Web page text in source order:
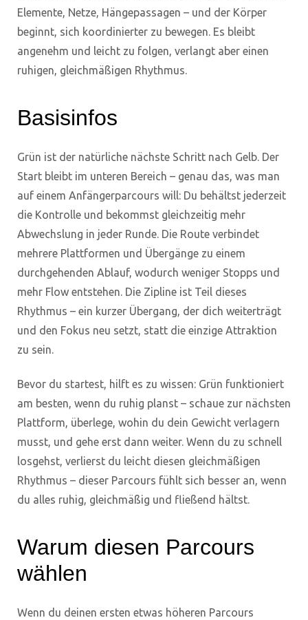
Elemente, Netze, Hängepassagen – und der Körper
beginnt, sich koordinierter zu bewegen. Es bleibt
angenehm und leicht zu folgen, verlangt aber einen
ruhigen, gleichmäßigen Rhythmus.
Basisinfos
Grün ist der natürliche nächste Schritt nach Gelb. Der
Start bleibt im unteren Bereich – genau das, was man
auf einem Anfängerparcours will: Du behältst jederzeit
die Kontrolle und bekommst gleichzeitig mehr
Abwechslung in jeder Runde. Die Route verbindet
mehrere Plattformen und Übergänge zu einem
durchgehenden Ablauf, wodurch weniger Stopps und
mehr Flow entstehen. Die Zipline ist Teil dieses
Rhythmus – ein kurzer Übergang, der dich weiterträgt
und den Fokus neu setzt, statt die einzige Attraktion
zu sein.
Bevor du startest, hilft es zu wissen: Grün funktioniert
am besten, wenn du ruhig planst – schaue zur nächsten
Plattform, überlege, wohin du dein Gewicht verlagern
musst, und gehe erst dann weiter. Wenn du zu schnell
losgehst, verlierst du leicht diesen gleichmäßigen
Rhythmus – dieser Parcours fühlt sich besser an, wenn
du alles ruhig, gleichmäßig und fließend hältst.
Warum diesen Parcours
wählen
Wenn du deinen ersten etwas höheren Parcours